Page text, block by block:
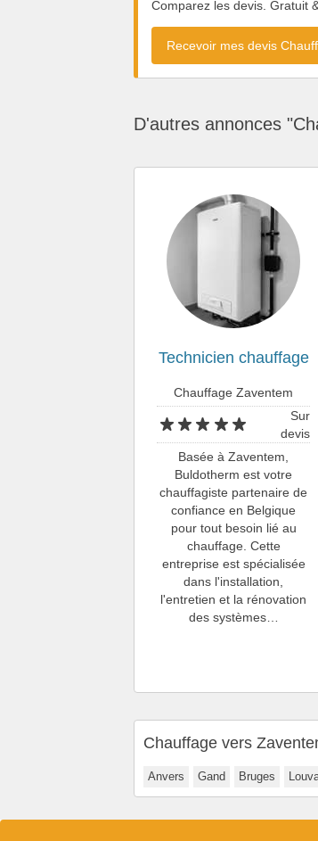
Comparez les devis. Gratuit
Recevoir mes devis
D'autres annonces
Technicien chauffage
Chauffage Zaventem
Sur
devis
Basée à Zaventem,
Buldotherm est votre
chauffagiste partenaire de
confiance en Belgique
pour tout besoin lié au
chauffage. Cette
entreprise est spécialisée
dans l'installation,
l'entretien et la rénovation
des systèmes…
Chauffage vers
Anvers Gand Bruges